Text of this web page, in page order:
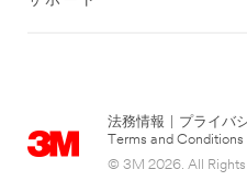
法務情報 プライバ
Terms and Conditions
© 3M 2026. All Rights